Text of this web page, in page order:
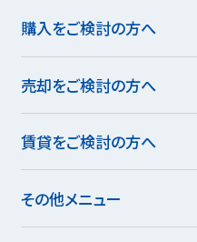
購入をご検討の方へ
売却をご検討の方へ
賃貸をご検討の方へ
その他メニュー